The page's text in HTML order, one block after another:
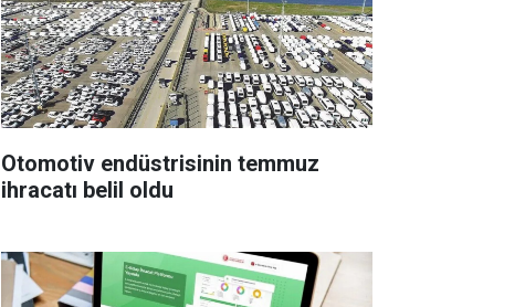
Otomotiv endüstrisinin temmuz
ihracatı belil oldu